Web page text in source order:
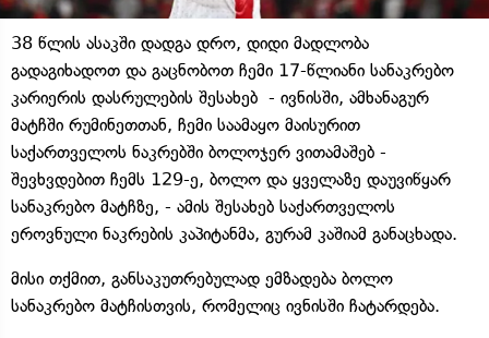
38 წლის ასაკში დადგა დრო, დიდი მადლობა
გადაგიხადოთ და გაცნობოთ ჩემი 17-წლიანი სანაკრებო
კარიერის დასრულების შესახებ - ივნისში, ამხანაგურ
მატჩში რუმინეთთან, ჩემი საამაყო მაისურით
საქართველოს ნაკრებში ბოლოჯერ ვითამაშებ -
შევხვდებით ჩემს 129-ე, ბოლო და ყველაზე დაუვიწყარ
სანაკრებო მატჩზე, - ამის შესახებ საქართველოს
ეროვნული ნაკრების კაპიტანმა, გურამ კაშიამ განაცხადა.
მისი თქმით, განსაკუთრებულად ემზადება ბოლო
სანაკრებო მატჩისთვის, რომელიც ივნისში ჩატარდება.